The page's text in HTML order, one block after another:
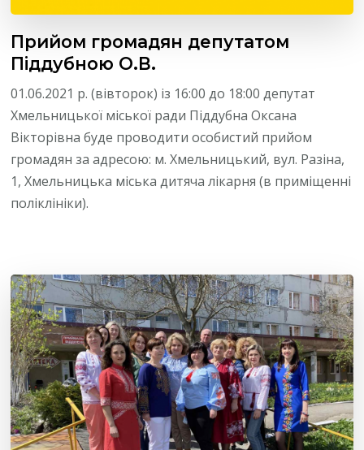
Прийом громадян депутатом
Піддубною О.В.
01.06.2021 р. (вівторок) із 16:00 до 18:00 депутат
Хмельницької міської ради Піддубна Оксана
Вікторівна буде проводити особистий прийом
громадян за адресою: м. Хмельницький, вул. Разіна,
1, Хмельницька міська дитяча лікарня (в приміщенні
поліклініки).